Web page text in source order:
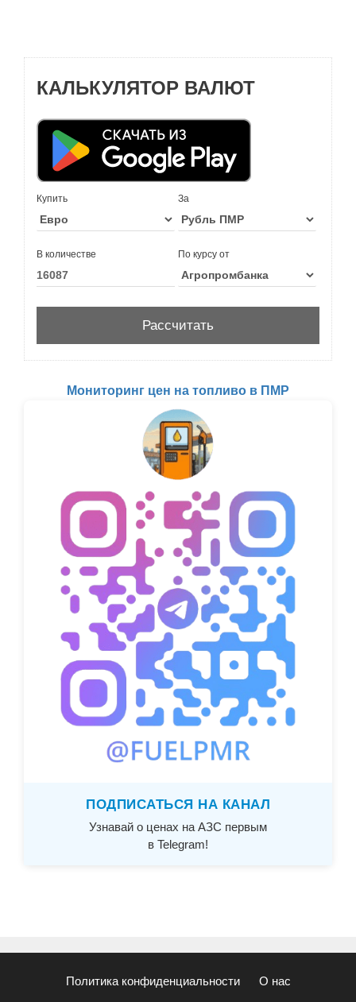
КАЛЬКУЛЯТОР ВАЛЮТ
Купить За
В количестве По курсу от
Мониторинг цен на топливо в ПМР
ПОДПИСАТЬСЯ НА КАНАЛ
Узнавай о ценах на АЗС первым
в Telegram!
Политика конфиденциальности О нас